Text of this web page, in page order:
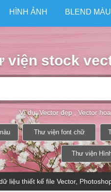
HÌNH ẢNH BLEND MÀU
viện stock
Ví dụ: Vector đẹp , Vector
Thư viện font chữ
Thư viện
liệu thiết kế file Vector,